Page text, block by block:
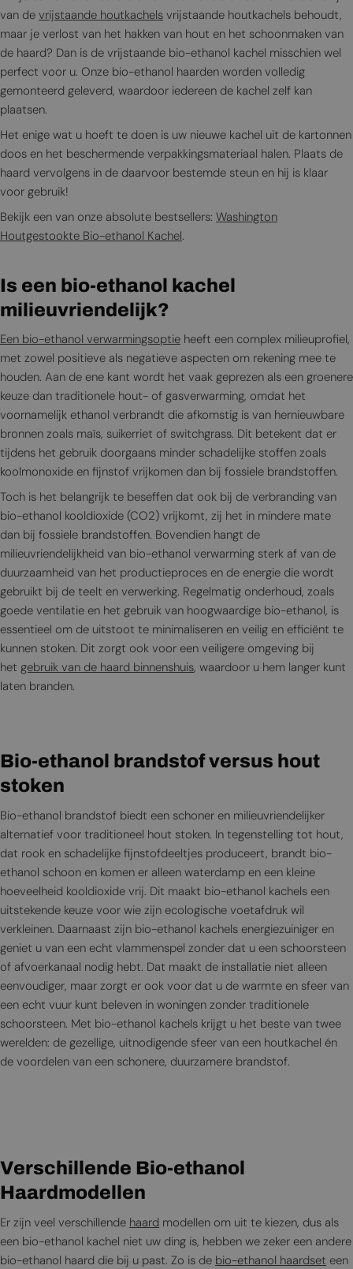
van de vrijstaande houtkachels vrijstaande houtkachels behoudt,
maar je verlost van het hakken van hout en het schoonmaken van
de haard? Dan is de vrijstaande bio-ethanol kachel misschien wel
perfect voor u. Onze bio-ethanol haarden worden volledig
gemonteerd geleverd, waardoor iedereen de kachel zelf kan
plaatsen.
Het enige wat u hoeft te doen is uw nieuwe kachel uit de kartonnen
doos en het beschermende verpakkingsmateriaal halen. Plaats de
haard vervolgens in de daarvoor bestemde steun en hij is klaar
voor gebruik!
Bekijk een van onze absolute bestsellers: Washington
Houtgestookte Bio-ethanol Kachel.
Is een bio-ethanol kachel
milieuvriendelijk?
Een bio-ethanol verwarmingsoptie heeft een complex milieuprofiel,
met zowel positieve als negatieve aspecten om rekening mee te
houden. Aan de ene kant wordt het vaak geprezen als een groenere
keuze dan traditionele hout- of gasverwarming, omdat het
voornamelijk ethanol verbrandt die afkomstig is van hernieuwbare
bronnen zoals maïs, suikerriet of switchgrass. Dit betekent dat er
tijdens het gebruik doorgaans minder schadelijke stoffen zoals
koolmonoxide en fijnstof vrijkomen dan bij fossiele brandstoffen.
Toch is het belangrijk te beseffen dat ook bij de verbranding van
bio-ethanol kooldioxide (CO2) vrijkomt, zij het in mindere mate
dan bij fossiele brandstoffen. Bovendien hangt de
milieuvriendelijkheid van bio-ethanol verwarming sterk af van de
duurzaamheid van het productieproces en de energie die wordt
gebruikt bij de teelt en verwerking. Regelmatig onderhoud, zoals
goede ventilatie en het gebruik van hoogwaardige bio-ethanol, is
essentieel om de uitstoot te minimaliseren en veilig en efficiënt te
kunnen stoken. Dit zorgt ook voor een veiligere omgeving bij
het gebruik van de haard binnenshuis, waardoor u hem langer kunt
laten branden.
Bio-ethanol brandstof versus hout
stoken
Bio-ethanol brandstof biedt een schoner en milieuvriendelijker
alternatief voor traditioneel hout stoken. In tegenstelling tot hout,
dat rook en schadelijke fijnstofdeeltjes produceert, brandt bio-
ethanol schoon en komen er alleen waterdamp en een kleine
hoeveelheid kooldioxide vrij. Dit maakt bio-ethanol kachels een
uitstekende keuze voor wie zijn ecologische voetafdruk wil
verkleinen. Daarnaast zijn bio-ethanol kachels energiezuiniger en
geniet u van een echt vlammenspel zonder dat u een schoorsteen
of afvoerkanaal nodig hebt. Dat maakt de installatie niet alleen
eenvoudiger, maar zorgt er ook voor dat u de warmte en sfeer van
een echt vuur kunt beleven in woningen zonder traditionele
schoorsteen. Met bio-ethanol kachels krijgt u het beste van twee
werelden: de gezellige, uitnodigende sfeer van een houtkachel én
de voordelen van een schonere, duurzamere brandstof.
Verschillende Bio-ethanol
Haardmodellen
Er zijn veel verschillende haard modellen om uit te kiezen, dus als
een bio-ethanol kachel niet uw ding is, hebben we zeker een andere
bio-ethanol haard die bij u past. Zo is de bio-ethanol haardset een